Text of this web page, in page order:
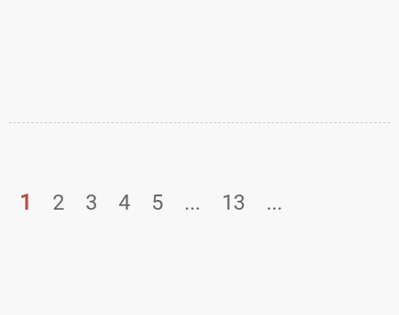
оборудование
1 2 3 4 5 ... 13 ...